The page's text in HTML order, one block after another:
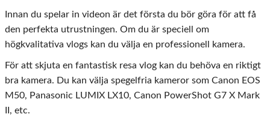
Innan du spelar in videon är det första du bör göra för att få
den perfekta utrustningen. Om du är speciell om
högkvalitativa vlogs kan du välja en professionell kamera.
För att skjuta en fantastisk resa vlog kan du behöva en riktigt
bra kamera. Du kan välja spegelfria kameror som Canon EOS
M50, Panasonic LUMIX LX10, Canon PowerShot G7 X Mark
II, etc.